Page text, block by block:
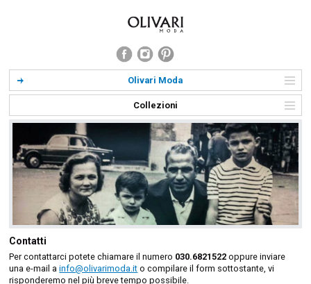
Olivari Moda
Collezioni
Contatti
Per contattarci potete chiamare il numero 030.6821522 oppure inviare
una e-mail ainfo@olivarimoda.it o compilare il form sottostante, vi
risponderemo nel più breve tempo possibile.